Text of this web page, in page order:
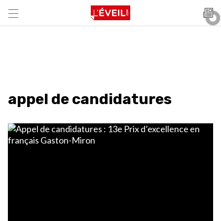
appel de candidatures